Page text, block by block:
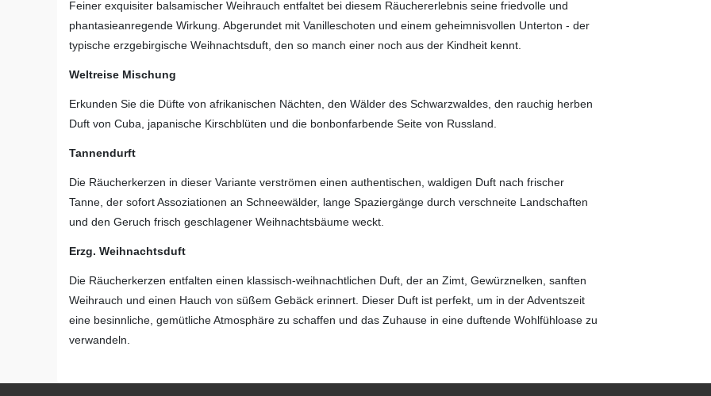
Feiner exquisiter balsamischer Weihrauch entfaltet bei diesem Räuchererlebnis seine friedvolle und
phantasieanregende Wirkung. Abgerundet mit Vanilleschoten und einem geheimnisvollen Unterton - der
typische erzgebirgische Weihnachtsduft, den so manch einer noch aus der Kindheit kennt.
Weltreise Mischung
Erkunden Sie die Düfte von afrikanischen Nächten, den Wälder des Schwarzwaldes, den rauchig herben
Duft von Cuba, japanische Kirschblüten und die bonbonfarbende Seite von Russland.
Tannendurft
Die Räucherkerzen in dieser Variante verströmen einen authentischen, waldigen Duft nach frischer
Tanne, der sofort Assoziationen an Schneewälder, lange Spaziergänge durch verschneite Landschaften
und den Geruch frisch geschlagener Weihnachtsbäume weckt.
Erzg. Weihnachtsduft
Die Räucherkerzen entfalten einen klassisch-weihnachtlichen Duft, der an Zimt, Gewürznelken, sanften
Weihrauch und einen Hauch von süßem Gebäck erinnert. Dieser Duft ist perfekt, um in der Adventszeit
eine besinnliche, gemütliche Atmosphäre zu schaffen und das Zuhause in eine duftende Wohlfühloase zu
verwandeln.